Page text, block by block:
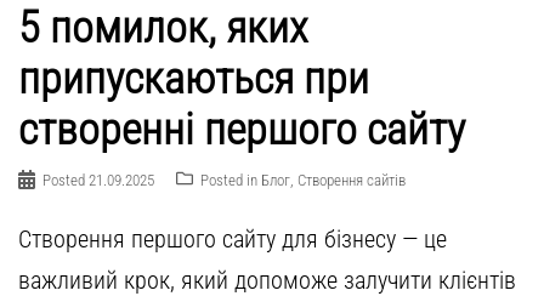
5 помилок, яких
припускаються при
створенні першого сайту
Posted 21.09.2025 Posted in Блог Створення сайтів
Створення першого сайту для бізнесу — це
важливий крок, який допоможе залучити клієнтів